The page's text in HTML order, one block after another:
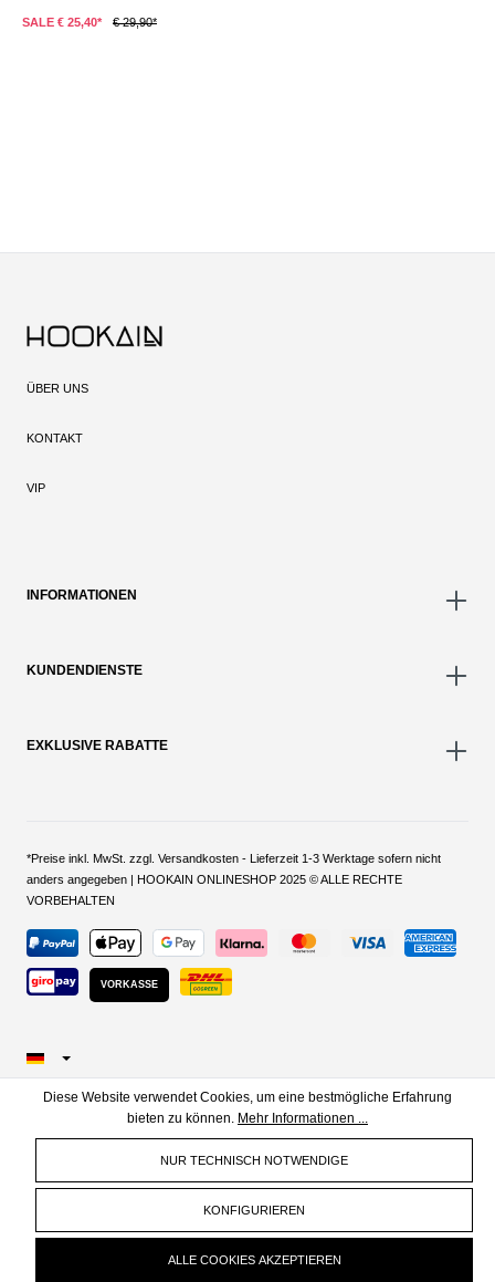
SALE € 25,40* € 29,90*
ÜBER UNS
KONTAKT
VIP
INFORMATIONEN
KUNDENDIENSTE
EXKLUSIVE RABATTE
*Preise inkl. MwSt. zzgl. Versandkosten - Lieferzeit 1-3 Werktage sofern nicht
anders angegeben | HOOKAIN ONLINESHOP 2025 © ALLE RECHTE
VORBEHALTEN
VORKASSE
Diese Website verwendet Cookies, um eine bestmögliche Erfahrung
bieten zu können. Mehr Informationen ...
NUR TECHNISCH NOTWENDIGE
KONFIGURIEREN
ALLE COOKIES AKZEPTIEREN